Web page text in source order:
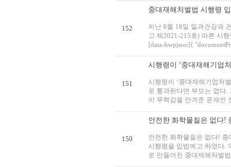
152
중대재해처벌법 시행령
지난 8월 18일 일과건강과
고 제2021-215호) 따른 시
[data-hwpjson]{
151
시행령이 ‘중대재해기업
시행령이 ‘중대재해기업처
로 통과된다면 부모는 없다
이 무력감을 안겨준 문재인
150
안전한 화학물질은 없다!
안전한 화학물질은 없다! 중
시행령을 입법예고 하였다.
로 만들어진 중대재해처벌